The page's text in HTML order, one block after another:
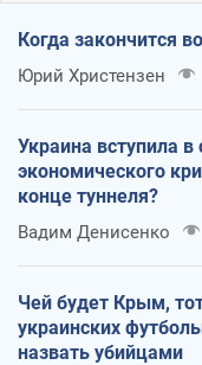
Когда закончится
Юрий Христензен
Украина вступила в
экономического
конце туннеля?
Вадим Денисенко
Чей будет Крым,
украинских
назвать убийцами